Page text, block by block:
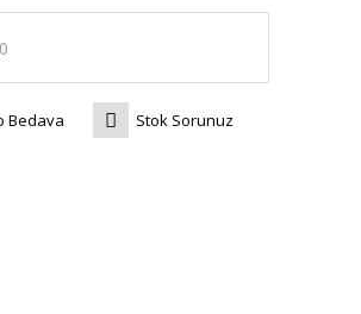
Bedava Stok Sorunuz